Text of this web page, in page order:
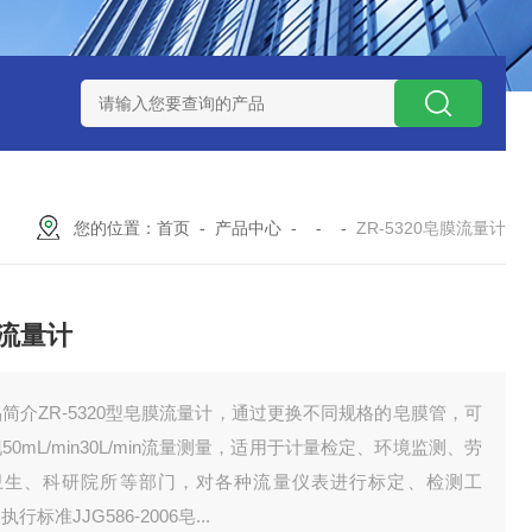
恒流矿用防爆个体空气采样器 CQB1500数字恒流防爆矿用
您的位置： 首页 - 产品中心 - - - ZR-5320皂膜流量计
量计
介ZR-5320型皂膜流量计，通过更换不同规格的皂膜管，可
min30L/min流量测量，适用于计量检定、环境监测、劳
生、科研院所等部门，对各种流量仪表进行标定、检测工
行标准JJG586-2006皂...